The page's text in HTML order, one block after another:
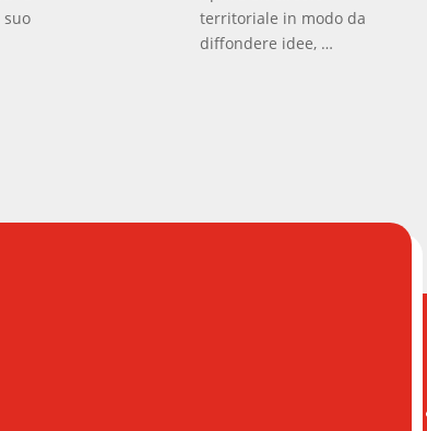
territoriale in modo da
diffondere idee, …